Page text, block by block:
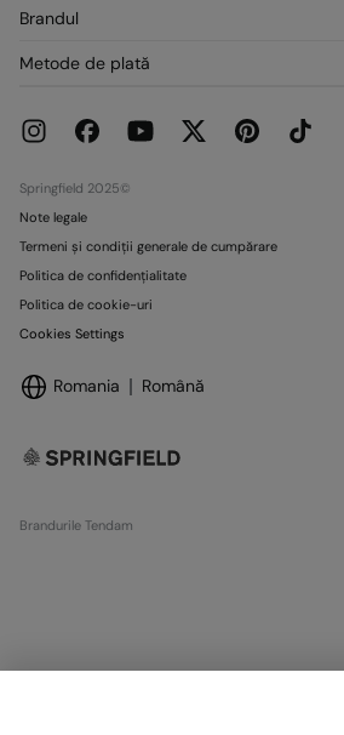
Adresele mele
Livrare
Promoții curente
Brandul
Magazine
Metode de plată
Springfield 2025©
Note legale
Termeni și condiții generale de cumpărare
Politica de confidențialitate
Politica de cookie-uri
Cookies Settings
Romania Română
Brandurile Tendam